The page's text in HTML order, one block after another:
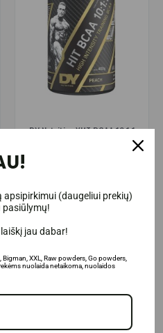
DY Nutrition ХИТ BCAA 10:1:1
Товар в наличии
apsipirkimui (daugeliui prekių)
pasiūlymų!
jau dabar!
XXL, Raw powders, Go powders,
nuolaida netaikoma, nuolaidos